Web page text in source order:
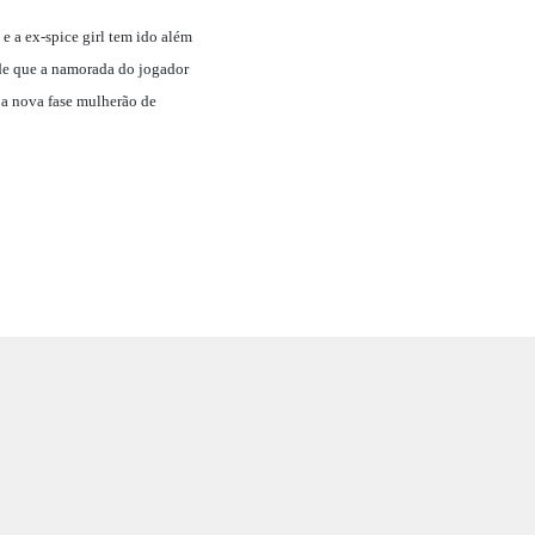
a ex-spice girl tem ido além
que a namorada do jogador
nova fase mulherão de